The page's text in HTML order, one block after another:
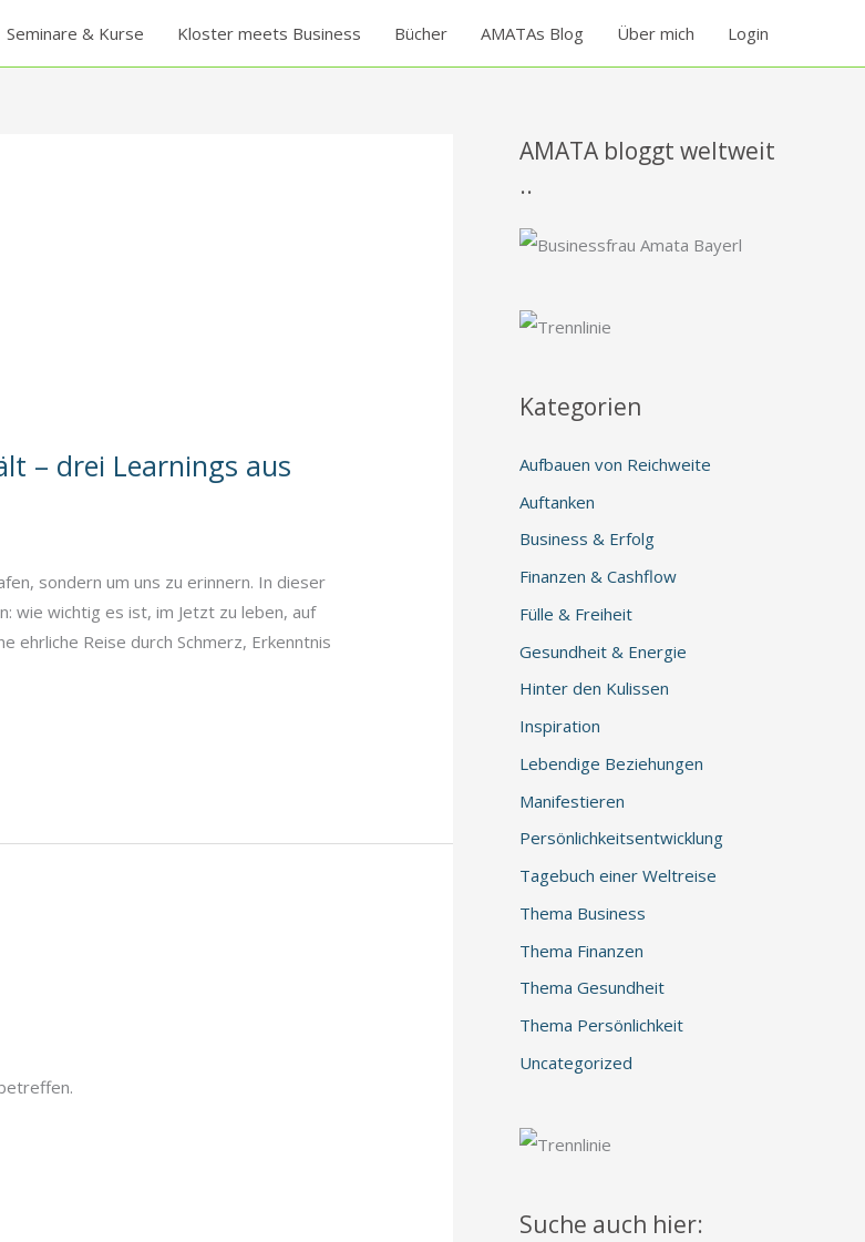
Seminare & Kurse Kloster meets Business Bücher AMATAs Blog Über mich Login
– drei Learnings aus
sondern um uns zu erinnern. In dieser
wie wichtig es ist, im Jetzt zu leben, auf
ehrliche Reise durch Schmerz, Erkenntnis
AMATA bloggt weltweit
..
Kategorien
Aufbauen von Reichweite
Auftanken
Business & Erfolg
Finanzen & Cashflow
Fülle & Freiheit
Gesundheit & Energie
Hinter den Kulissen
Inspiration
Lebendige Beziehungen
Manifestieren
Persönlichkeitsentwicklung
Tagebuch einer Weltreise
Thema Business
Thema Finanzen
Thema Gesundheit
Thema Persönlichkeit
Uncategorized
Suche auch hier: